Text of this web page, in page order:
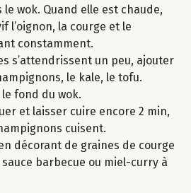
le wok. Quand elle est chaude,
l’oignon, la courge et le
constamment.
s’attendrissent un peu, ajouter
le kale, le tofu.
fond du wok.
et laisser cuire encore 2 min,
cuisent.
décorant de graines de courge
barbecue ou miel-curry à